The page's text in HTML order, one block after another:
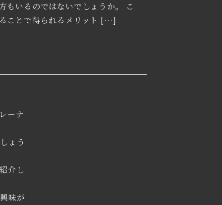
もいるのではないでしょうか。 こ
ことで得られるメリット […]
ーナ
ょう
介し
味が